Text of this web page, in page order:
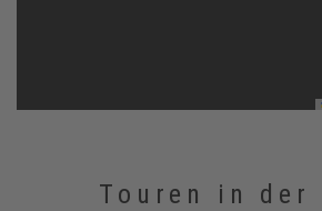
Touren in der